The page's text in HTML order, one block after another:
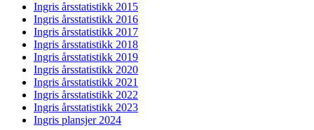
Ingris årsstatistikk 2015
Ingris årsstatistikk 2016
Ingris årsstatistikk 2017
Ingris årsstatistikk 2018
Ingris årsstatistikk 2019
Ingris årsstatistikk 2020
Ingris årsstatistikk 2021
Ingris årsstatistikk 2022
Ingris årsstatistikk 2023
Ingris plansjer 2024